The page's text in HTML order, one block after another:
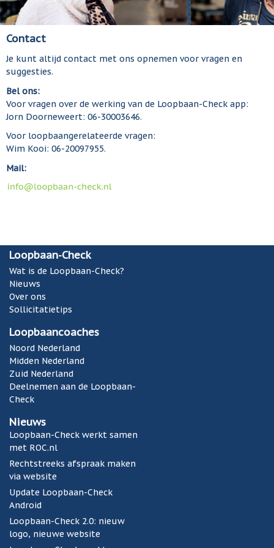
Contact
Je kunt altijd contact met ons opnemen voor vragen en
suggesties.
Bel ons:
Voor vragen over de werking van de Loopbaan-Check app:
Jorn Doorneweert: 06-30003646.
Voor loopbaangerelateerde vragen:
Wim Kooi: 06-20097955.
Mail:
Loopbaan-Check
Wat is de Loopbaan-Check?
Nieuws
Over ons
Sollicitatietips
Loopbaancoaches
Noord Nederland
Midden Nederland
Zuid Nederland
Deelnemen aan de Loopbaan-
Check
Nieuws
Loopbaan-Check werkt samen
met ROC.nl
Rechtstreeks afspraak maken
via website
Update Loopbaan-Check
Android
Loopbaan-Check 2.0: nieuw
logo, nieuwe website